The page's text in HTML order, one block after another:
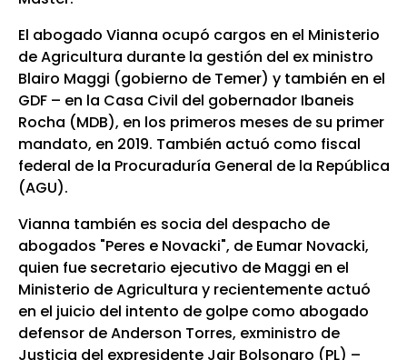
El abogado Vianna ocupó cargos en el Ministerio
de Agricultura durante la gestión del ex ministro
Blairo Maggi (gobierno de Temer) y también en el
GDF – en la Casa Civil del gobernador Ibaneis
Rocha (MDB), en los primeros meses de su primer
mandato, en 2019. También actuó como fiscal
federal de la Procuraduría General de la República
(AGU).
Vianna también es socia del despacho de
abogados "Peres e Novacki", de Eumar Novacki,
quien fue secretario ejecutivo de Maggi en el
Ministerio de Agricultura y recientemente actuó
en el juicio del intento de golpe como abogado
defensor de Anderson Torres, exministro de
Justicia del expresidente Jair Bolsonaro (PL) –